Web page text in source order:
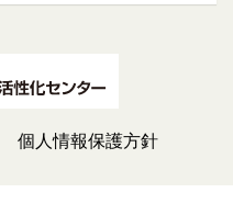
個人情報保護方針